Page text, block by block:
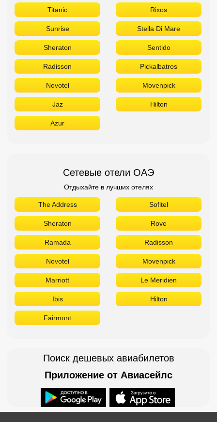
Titanic Rixos
Sunrise Stella Di Mare
Sheraton Sentido
Radisson Pickalbatros
Novotel Movenpick
Jaz Hilton
Azur
Сетевые отели ОАЭ
Отдыхайте в лучших отелях
The Address Sofitel
Sheraton Rove
Ramada Radisson
Novotel Movenpick
Marriott Le Meridien
Ibis Hilton
Fairmont
Поиск дешевых авиабилетов
Приложение от Авиасейлс